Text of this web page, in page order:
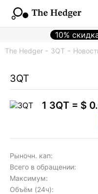
10%
The Hedger 3QT
3QT
1 3QT = $
Рыночн. кап:
Всего в обращении:
Максимум:
Объём (24ч):